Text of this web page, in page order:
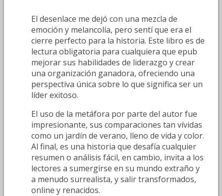
El desenlace me dejó con una mezcla de
emoción y melancolía, pero sentí que era el
cierre perfecto para la historia. Este libro es de
lectura obligatoria para cualquiera que epub
mejorar sus habilidades de liderazgo y crear
una organización ganadora, ofreciendo una
perspectiva única sobre lo que significa ser un
líder exitoso.
El uso de la metáfora por parte del autor fue
impresionante, sus comparaciones tan vívidas
como un jardín de verano, lleno de vida y color.
Al final, es una historia que desafía cualquier
resumen o análisis fácil, en cambio, invita a los
lectores a sumergirse en su mundo extraño y
a menudo surrealista, y salir transformados,
online y renacidos.